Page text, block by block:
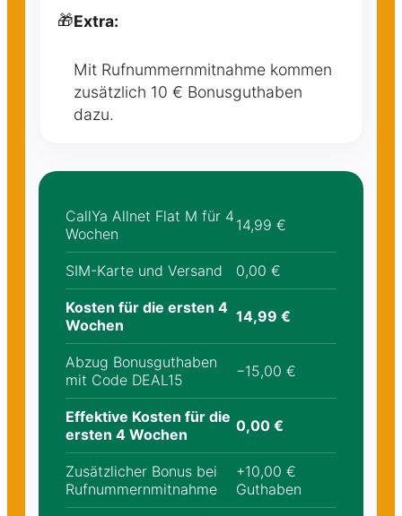
🎁Extra:
Mit Rufnummernmitnahme kommen
zusätzlich 10 € Bonusguthaben
dazu.
CallYa Allnet Flat M für 4
Wochen
14,99 €
SIM-Karte und Versand 0,00 €
Kosten für die ersten 4
Wochen
14,99 €
Abzug Bonusguthaben
mit Code DEAL15
−15,00 €
Effektive Kosten für die
ersten 4 Wochen
0,00 €
Zusätzlicher Bonus bei
Rufnummernmitnahme
+10,00 €
Guthaben